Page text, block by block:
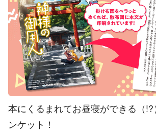
本にくるまれてお昼寝ができる（
ンケット！